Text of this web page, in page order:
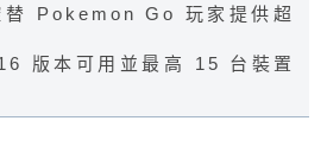
Pokemon Go 玩家提供超
版本可用並最高 15 台裝置